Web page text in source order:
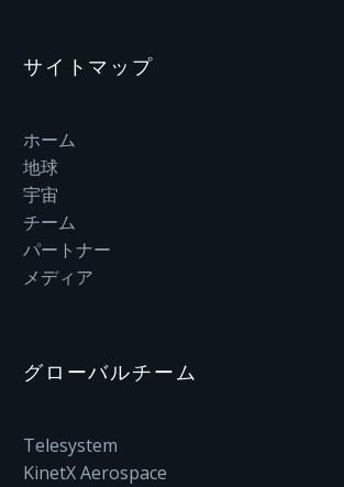
サイトマップ
ホーム
地球
宇宙
チーム
パートナー
メディア
グローバルチーム
Telesystem
KinetX Aerospace